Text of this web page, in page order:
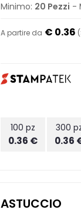
Minimo: 20 Pezzi -
A partire da € 0.36
100 pz
0.36 €
300
0.36
ASTUCCIO